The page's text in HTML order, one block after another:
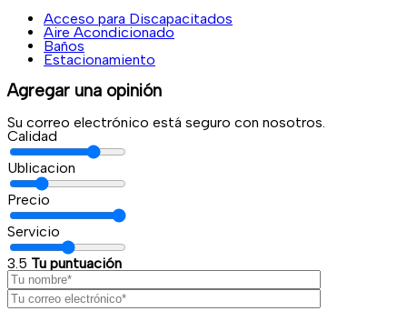
Acceso para Discapacitados
Aire Acondicionado
Baños
Estacionamiento
Agregar una opinión
Su correo electrónico está seguro con nosotros.
Calidad
Ublicacion
Precio
Servicio
3.5 Tu puntuación